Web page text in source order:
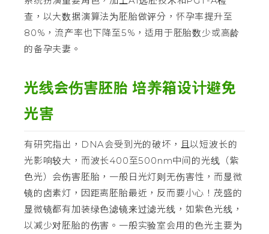
查，以大数据演算法为胚胎做评分，怀孕率提升至
80%，流产率也下降至5%，适用于胚胎数少或高龄
的备孕夫妻。
光线会伤害胚胎 培养箱设计避免
光害
有研究指出，DNA会受到光的破坏，且以短波长的
光影响较大，而波长400至500nm中间的光线（紫
色光）会伤害胚胎，一般日光灯则无伤害性，而显微
镜的卤素灯，因距离胚胎最近，反而要小心！茂盛的
显微镜都有加装绿色滤镜来过滤光线，如紫色光线，
以减少对胚胎的伤害。一般实验室会用的色光主要为